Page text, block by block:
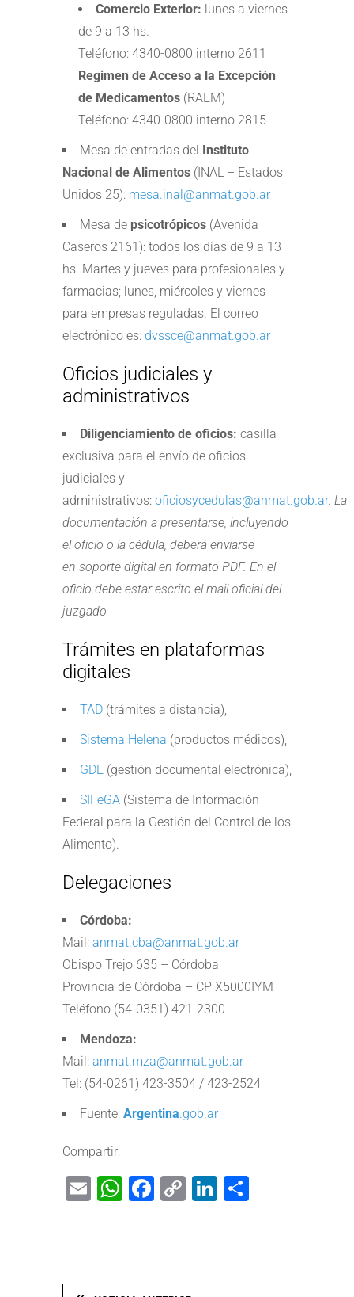
Comercio Exterior: lunes a viernes
de 9 a 13 hs.
Teléfono: 4340-0800 interno 2611
Regimen de Acceso a la Excepción
de Medicamentos (RAEM)
Teléfono: 4340-0800 interno 2815
Mesa de entradas del Instituto
Nacional de Alimentos (INAL – Estados
Unidos 25): mesa.inal@anmat.gob.ar
Mesa de psicotrópicos (Avenida
Caseros 2161): todos los días de 9 a 13
hs. Martes y jueves para profesionales y
farmacias; lunes, miércoles y viernes
para empresas reguladas. El correo
electrónico es: dvssce@anmat.gob.ar
Oficios judiciales y
administrativos
Diligenciamiento de oficios: casilla
exclusiva para el envío de oficios
judiciales y
administrativos: oficiosycedulas@anmat.gob.ar. La
documentación a presentarse, incluyendo
el oficio o la cédula, deberá enviarse
en soporte digital en formato PDF. En el
oficio debe estar escrito el mail oficial del
juzgado
Trámites en plataformas
digitales
TAD (trámites a distancia),
Sistema Helena (productos médicos),
GDE (gestión documental electrónica),
SIFeGA (Sistema de Información
Federal para la Gestión del Control de los
Alimento).
Delegaciones
Córdoba:
Mail: anmat.cba@anmat.gob.ar
Obispo Trejo 635 – Córdoba
Provincia de Córdoba – CP X5000IYM
Teléfono (54-0351) 421-2300
Mendoza:
Mail: anmat.mza@anmat.gob.ar
Tel: (54-0261) 423-3504 / 423-2524
Fuente: Argentina.gob.ar
Compartir:
EmailWhatsApp
Facebook
CopyLinkedIn